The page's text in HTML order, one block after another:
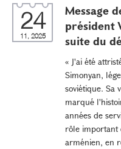
24
11, 2025
Message
président
suite du
« J'ai été
Simonyan,
soviétique. Sa
marqué
années de
rôle important
arménien, en